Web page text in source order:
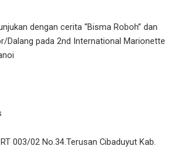
dengan cerita “Bisma Roboh” dan
Dalang pada 2nd International Marionette
003/02 No.34.Terusan Cibaduyut Kab.